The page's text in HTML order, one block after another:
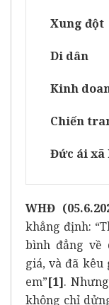
Xung đột
Di dân
Kinh
Chiến
Đức ái
WHĐ
khẳng định:
bình đẳng về
giá, và đã kêu
em”[1].
không chỉ